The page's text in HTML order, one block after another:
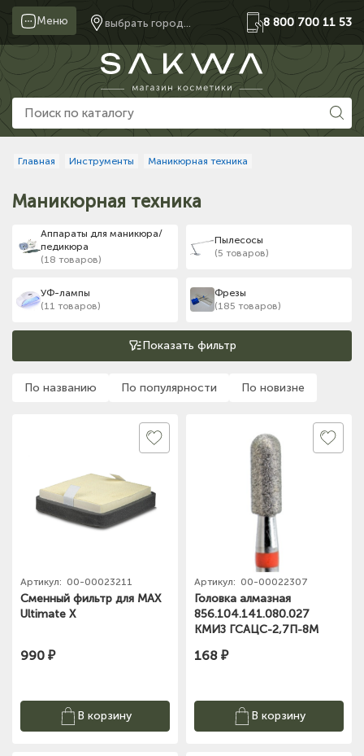
Меню выбрать город... 8 800 700 11 53
Главная Инструменты Маникюрная техника
Маникюрная техника
Аппараты для маникюра/
педикюра
(18 товаров)
Пылесосы
(5 товаров)
УФ-лампы
(11 товаров)
Фрезы
(185 товаров)
Показать фильтр
По названию По популярности По новизне
Артикул: 00-00023211
Сменный фильтр для MAX
Ultimate X
990 ₽
В корзину
Артикул: 00-00022307
Головка алмазная
856.104.141.080.027
КМИЗ ГСАЦС-2,7П-8М
168 ₽
В корзину